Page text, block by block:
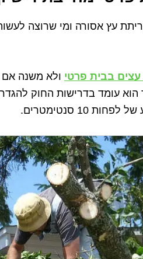
עץ אסורה ומי שרוצה
בבית פרטי ולא משנה אם
עומד בדרישות החוק
10 סנטימטרים.